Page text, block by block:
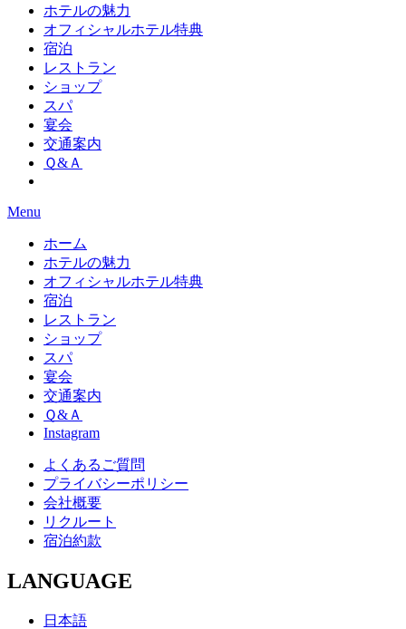
ホテルの魅力
オフィシャルホテル特典
宿泊
レストラン
ショップ
スパ
宴会
交通案内
Ｑ&Ａ
Menu
ホーム
ホテルの魅力
オフィシャルホテル特典
宿泊
レストラン
ショップ
スパ
宴会
交通案内
Ｑ&Ａ
Instagram
よくあるご質問
プライバシーポリシー
会社概要
リクルート
宿泊約款
LANGUAGE
日本語